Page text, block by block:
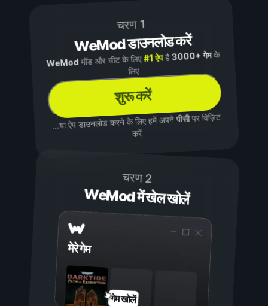
चरण 1
WeMod डाउनलोड करें
WeMod मॉड और चीट के लिए#1 ऐपहै3000+ गेमके
लिए
शुरू करें
...या ऐप डाउनलोड करने के लिए हमें अपनेपीसीपर विज़िट
करें
चरण 2
WeMod में खेल खोलें
मेरे गेम
गेम खोलें